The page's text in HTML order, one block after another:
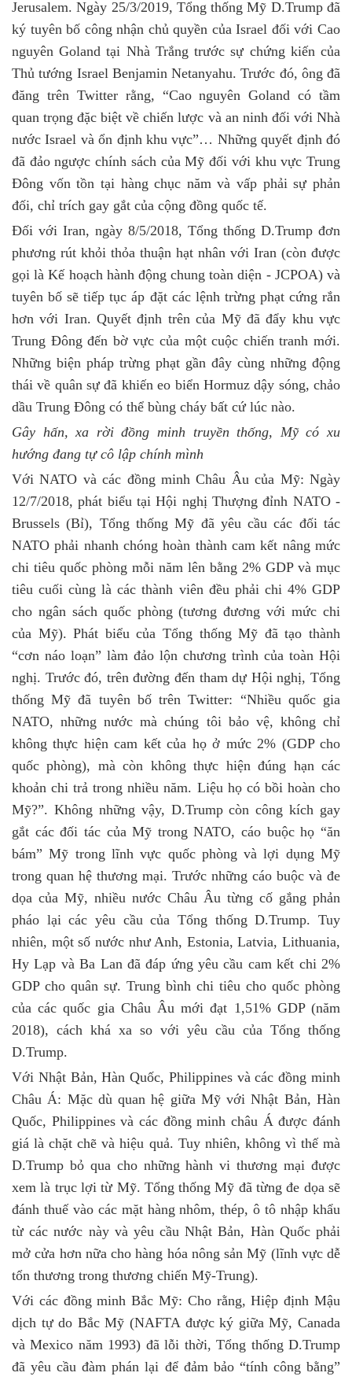
Jerusalem. Ngày 25/3/2019, Tổng thống Mỹ D.Trump đã
ký tuyên bố công nhận chủ quyền của Israel đối với Cao
nguyên Goland tại Nhà Trắng trước sự chứng kiến của
Thủ tướng Israel Benjamin Netanyahu. Trước đó, ông đã
đăng trên Twitter rằng, “Cao nguyên Goland có tầm
quan trọng đặc biệt về chiến lược và an ninh đối với Nhà
nước Israel và ổn định khu vực”… Những quyết định đó
đã đảo ngược chính sách của Mỹ đối với khu vực Trung
Đông vốn tồn tại hàng chục năm và vấp phải sự phản
đối, chỉ trích gay gắt của cộng đồng quốc tế.
Đối với Iran, ngày 8/5/2018, Tổng thống D.Trump đơn
phương rút khỏi thỏa thuận hạt nhân với Iran (còn được
gọi là Kế hoạch hành động chung toàn diện - JCPOA) và
tuyên bố sẽ tiếp tục áp đặt các lệnh trừng phạt cứng rắn
hơn với Iran. Quyết định trên của Mỹ đã đẩy khu vực
Trung Đông đến bờ vực của một cuộc chiến tranh mới.
Những biện pháp trừng phạt gần đây cùng những động
thái về quân sự đã khiến eo biển Hormuz dậy sóng, chảo
dầu Trung Đông có thể bùng cháy bất cứ lúc nào.
Gây hấn, xa rời đồng minh truyền thống, Mỹ có xu
hướng đang tự cô lập chính mình
Với NATO và các đồng minh Châu Âu của Mỹ: Ngày
12/7/2018, phát biểu tại Hội nghị Thượng đỉnh NATO -
Brussels (Bỉ), Tổng thống Mỹ đã yêu cầu các đối tác
NATO phải nhanh chóng hoàn thành cam kết nâng mức
chi tiêu quốc phòng mỗi năm lên bằng 2% GDP và mục
tiêu cuối cùng là các thành viên đều phải chi 4% GDP
cho ngân sách quốc phòng (tương đương với mức chi
của Mỹ). Phát biểu của Tổng thống Mỹ đã tạo thành
“cơn náo loạn” làm đảo lộn chương trình của toàn Hội
nghị. Trước đó, trên đường đến tham dự Hội nghị, Tổng
thống Mỹ đã tuyên bố trên Twitter: “Nhiều quốc gia
NATO, những nước mà chúng tôi bảo vệ, không chỉ
không thực hiện cam kết của họ ở mức 2% (GDP cho
quốc phòng), mà còn không thực hiện đúng hạn các
khoản chi trả trong nhiều năm. Liệu họ có bồi hoàn cho
Mỹ?”. Không những vậy, D.Trump còn công kích gay
gắt các đối tác của Mỹ trong NATO, cáo buộc họ “ăn
bám” Mỹ trong lĩnh vực quốc phòng và lợi dụng Mỹ
trong quan hệ thương mại. Trước những cáo buộc và đe
dọa của Mỹ, nhiều nước Châu Âu từng cố gắng phản
pháo lại các yêu cầu của Tổng thống D.Trump. Tuy
nhiên, một số nước như Anh, Estonia, Latvia, Lithuania,
Hy Lạp và Ba Lan đã đáp ứng yêu cầu cam kết chi 2%
GDP cho quân sự. Trung bình chi tiêu cho quốc phòng
của các quốc gia Châu Âu mới đạt 1,51% GDP (năm
2018), cách khá xa so với yêu cầu của Tổng thống
D.Trump.
Với Nhật Bản, Hàn Quốc, Philippines và các đồng minh
Châu Á: Mặc dù quan hệ giữa Mỹ với Nhật Bản, Hàn
Quốc, Philippines và các đồng minh châu Á được đánh
giá là chặt chẽ và hiệu quả. Tuy nhiên, không vì thế mà
D.Trump bỏ qua cho những hành vi thương mại được
xem là trục lợi từ Mỹ. Tổng thống Mỹ đã từng đe dọa sẽ
đánh thuế vào các mặt hàng nhôm, thép, ô tô nhập khẩu
từ các nước này và yêu cầu Nhật Bản, Hàn Quốc phải
mở cửa hơn nữa cho hàng hóa nông sản Mỹ (lĩnh vực dễ
tổn thương trong thương chiến Mỹ-Trung).
Với các đồng minh Bắc Mỹ: Cho rằng, Hiệp định Mậu
dịch tự do Bắc Mỹ (NAFTA được ký giữa Mỹ, Canada
và Mexico năm 1993) đã lỗi thời, Tổng thống D.Trump
đã yêu cầu đàm phán lại để đảm bảo “tính công bằng”